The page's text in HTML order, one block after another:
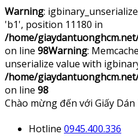
Warning:
'b1', position 11180 in
/home/
on line 98Warning:
unserialize value with
/home/
on line 98
Chào mừng đến với Giấy
Hotline 0945.400.336